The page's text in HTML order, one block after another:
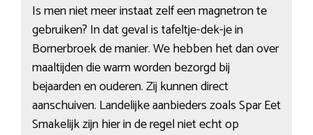
Is men niet meer instaat zelf een magnetron te
gebruiken? In dat geval is tafeltje-dek-je in
Bornerbroek de manier. We hebben het dan over
maaltijden die warm worden bezorgd bij
bejaarden en ouderen. Zij kunnen direct
aanschuiven. Landelijke aanbieders zoals Spar Eet
Smakelijk zijn hier in de regel niet echt op